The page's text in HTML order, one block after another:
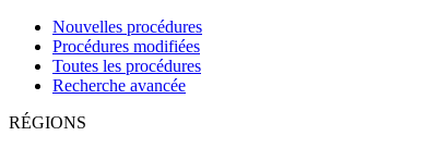
Nouvelles procédures
Procédures modifiées
Toutes les procédures
Recherche avancée
RÉGIONS